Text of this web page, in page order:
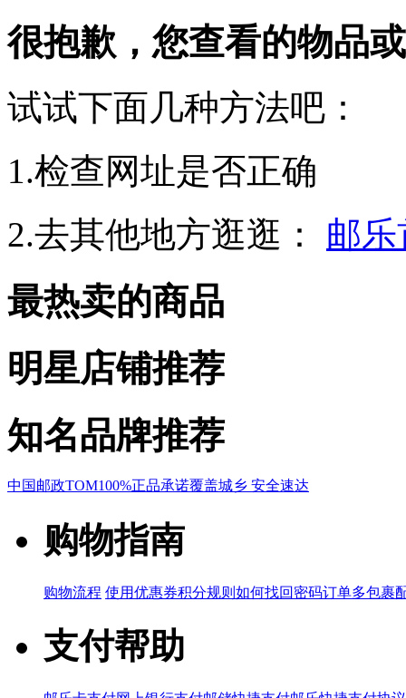
很抱歉，您查看的物品
试试下面几种方法吧：
1.检查网址是否正确
2.去其他地方逛逛：
邮
最热卖的商品
明星店铺推荐
知名品牌推荐
中国邮政TOM100%正品承诺覆盖城乡 安全速达
购物指南
购物流程 使用优惠券积分规则 如何找回密码订单多包裹
支付帮助